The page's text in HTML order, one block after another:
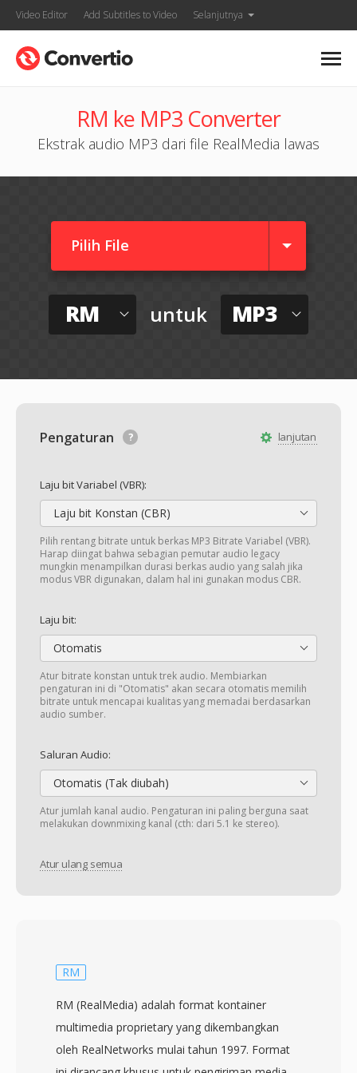
Video Editor Add Subtitles to Video Selanjutnya
RM ke MP3 Converter
Ekstrak audio MP3 dari file RealMedia lawas
Pilih File
RM untuk MP3
lanjutan
Pengaturan
Laju bit Variabel (VBR):
Laju bit Konstan (CBR)
Pilih rentang bitrate untuk berkas MP3 Bitrate Variabel (VBR).
Harap diingat bahwa sebagian pemutar audio legacy
mungkin menampilkan durasi berkas audio yang salah jika
modus VBR digunakan, dalam hal ini gunakan modus CBR.
Laju bit:
Otomatis
Atur bitrate konstan untuk trek audio. Membiarkan
pengaturan ini di "Otomatis" akan secara otomatis memilih
bitrate untuk mencapai kualitas yang memadai berdasarkan
audio sumber.
Saluran Audio:
Otomatis (Tak diubah)
Atur jumlah kanal audio. Pengaturan ini paling berguna saat
melakukan downmixing kanal (cth: dari 5.1 ke stereo).
Atur ulang semua
RM
RM (RealMedia) adalah format kontainer
multimedia proprietary yang dikembangkan
oleh RealNetworks mulai tahun 1997. Format